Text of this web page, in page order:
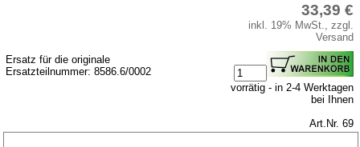
Ersatz für die originale
Ersatzteilnummer: 8586.6/0002
33,39 €
inkl. 19% MwSt., zzgl.
Versand
vorrätig - in 2-4 Werktagen
bei Ihnen
Art.Nr. 69